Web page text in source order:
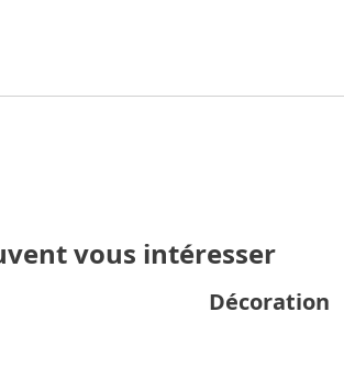
vous intéresser
Décoration